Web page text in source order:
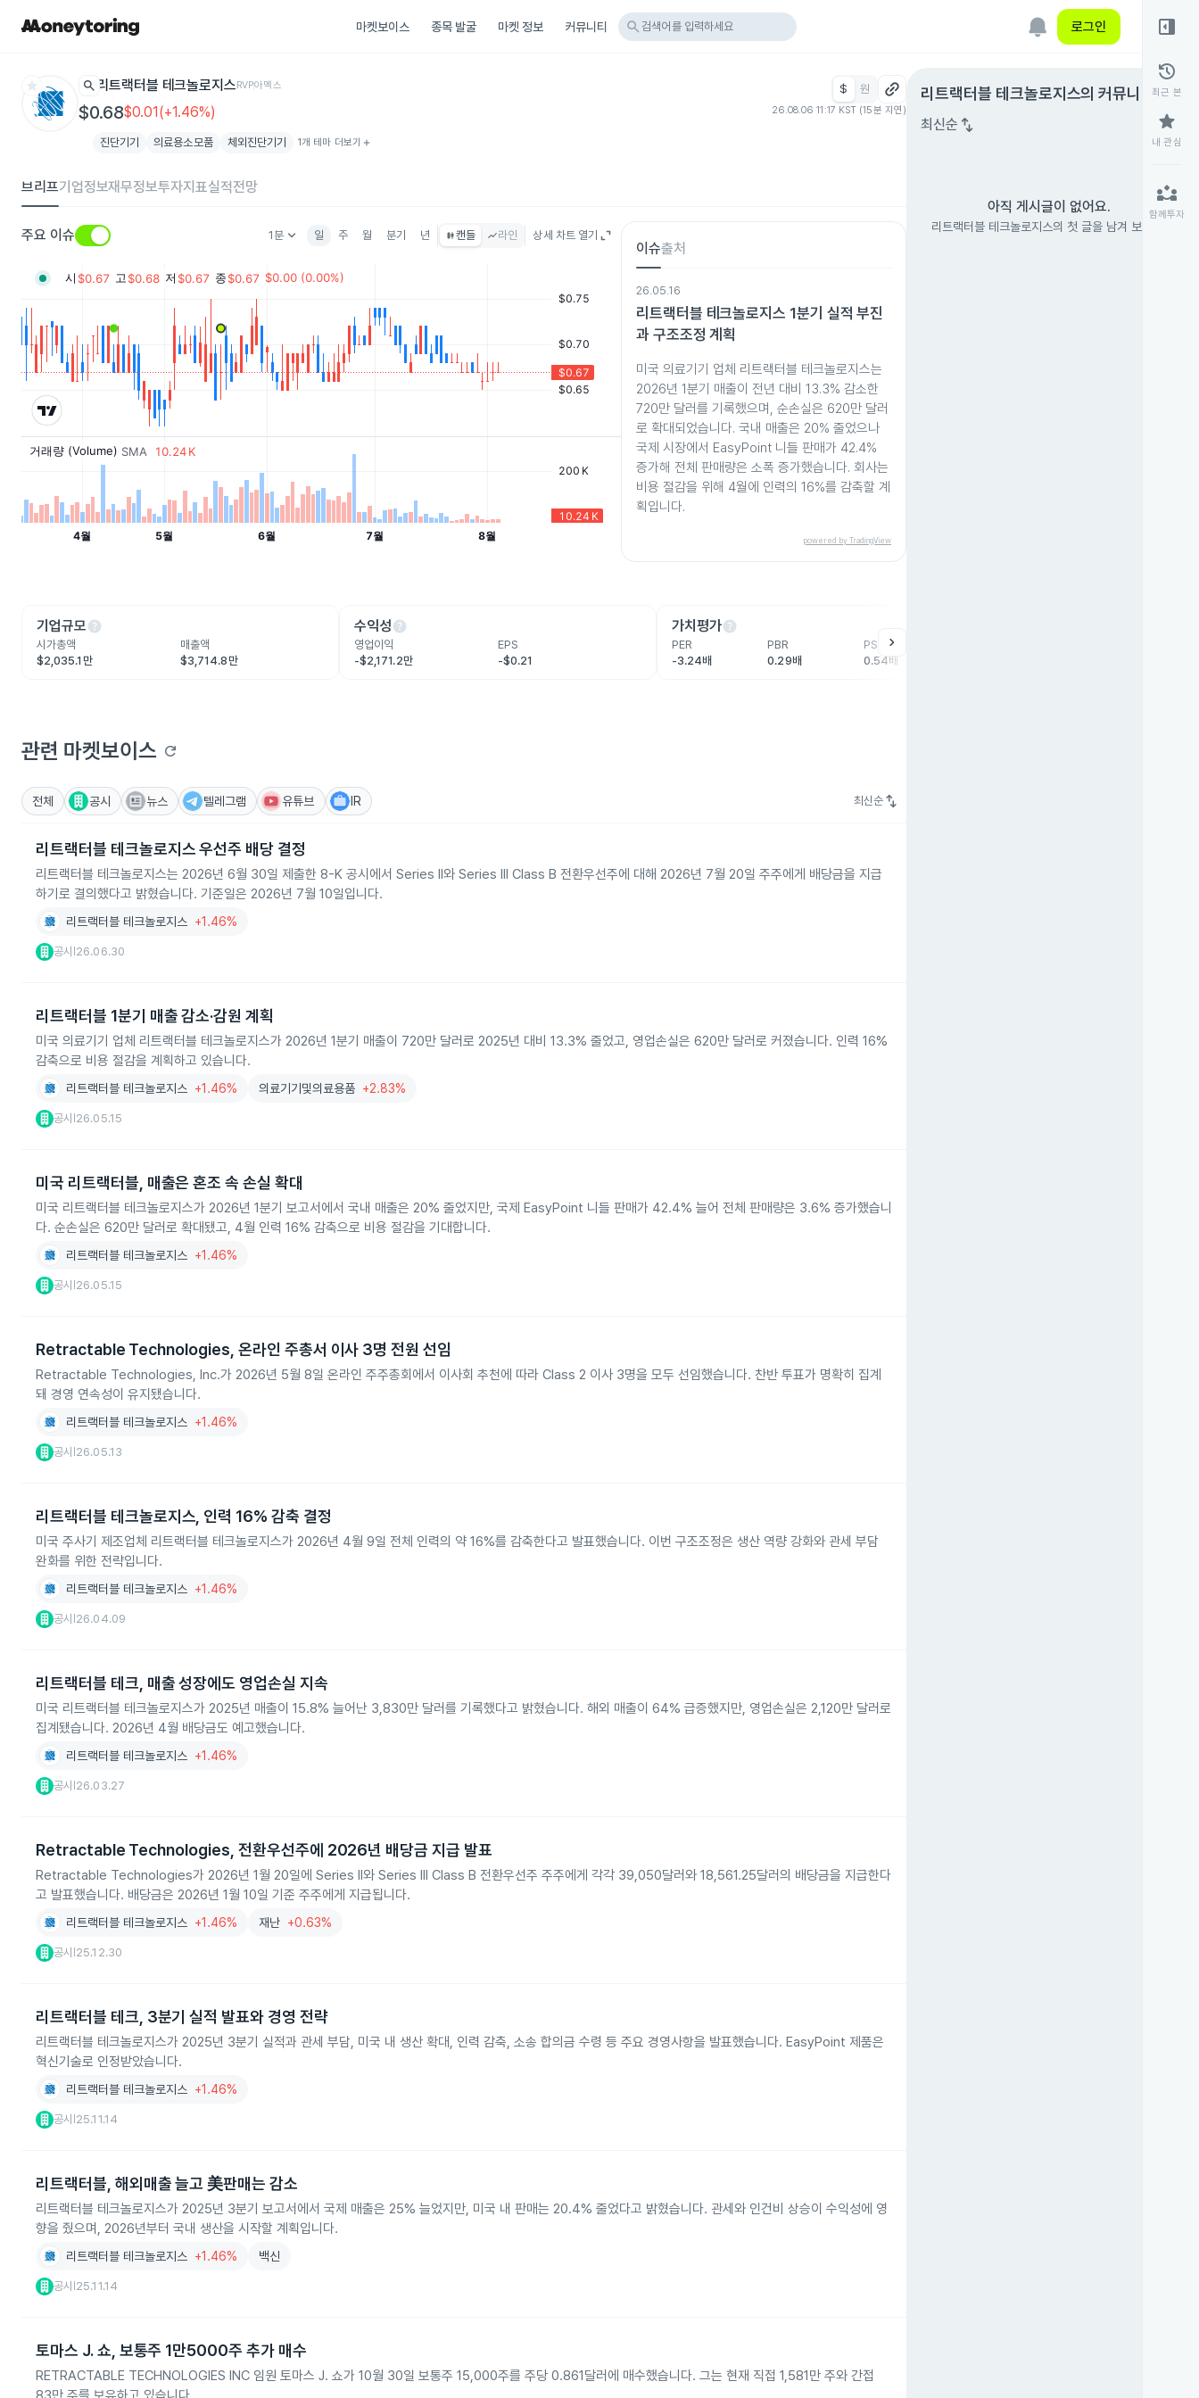
마켓보이스 종목 발굴 마켓 정보 커뮤니티 search 검색어를 입력하세요 로그인
star search 리트랙터블 테크놀로지스RVP아멕스
$0.68$0.01(+1.46%)
$ 원
26.08.06 11:17 KST (15분 지연)
진단기기 의료용소모품 체외진단기기 1개 테마 더보기 add
브리프기업정보재무정보투자지표실적전망
주요 이슈 1분keyboard_arrow_down 일 주 월 분기 년 캔들 라인 상세 차트 열기
이슈출처
26.05.16
리트랙터블 테크놀로지스 1분기 실적 부진
과 구조조정 계획
미국 의료기기 업체 리트랙터블 테크놀로지스는
2026년 1분기 매출이 전년 대비 13.3% 감소한
720만 달러를 기록했으며, 순손실은 620만 달러
로 확대되었습니다. 국내 매출은 20% 줄었으나
국제 시장에서 EasyPoint 니들 판매가 42.4%
증가해 전체 판매량은 소폭 증가했습니다. 회사는
비용 절감을 위해 4월에 인력의 16%를 감축할 계
획입니다.
powered by TradingView
기업규모help
시가총액
$2,035.1만
매출액
$3,714.8만
수익성help
영업이익
-$2,171.2만
EPS
-$0.21
가치평가help
PER
-3.24배
PBR
0.29배
PSR
0.54배
chevron_right
관련 마켓보이스 refresh
전체 공시 뉴스 텔레그램 유튜브 IR 최신순 swap_vert
리트랙터블 테크놀로지스 우선주 배당 결정
리트랙터블 테크놀로지스는 2026년 6월 30일 제출한 8-K 공시에서 Series II와 Series III Class B 전환우선주에 대해 2026년 7월 20일 주주에게 배당금을 지급
하기로 결의했다고 밝혔습니다. 기준일은 2026년 7월 10일입니다.
리트랙터블 테크놀로지스 +1.46%
공시 26.06.30
리트랙터블 1분기 매출 감소·감원 계획
미국 의료기기 업체 리트랙터블 테크놀로지스가 2026년 1분기 매출이 720만 달러로 2025년 대비 13.3% 줄었고, 영업손실은 620만 달러로 커졌습니다. 인력 16%
감축으로 비용 절감을 계획하고 있습니다.
리트랙터블 테크놀로지스 +1.46% 의료기기및의료용품 +2.83%
공시 26.05.15
미국 리트랙터블, 매출은 혼조 속 손실 확대
미국 리트랙터블 테크놀로지스가 2026년 1분기 보고서에서 국내 매출은 20% 줄었지만, 국제 EasyPoint 니들 판매가 42.4% 늘어 전체 판매량은 3.6% 증가했습니
다. 순손실은 620만 달러로 확대됐고, 4월 인력 16% 감축으로 비용 절감을 기대합니다.
리트랙터블 테크놀로지스 +1.46%
공시 26.05.15
Retractable Technologies, 온라인 주총서 이사 3명 전원 선임
Retractable Technologies, Inc.가 2026년 5월 8일 온라인 주주총회에서 이사회 추천에 따라 Class 2 이사 3명을 모두 선임했습니다. 찬반 투표가 명확히 집계
돼 경영 연속성이 유지됐습니다.
리트랙터블 테크놀로지스 +1.46%
공시 26.05.13
리트랙터블 테크놀로지스, 인력 16% 감축 결정
미국 주사기 제조업체 리트랙터블 테크놀로지스가 2026년 4월 9일 전체 인력의 약 16%를 감축한다고 발표했습니다. 이번 구조조정은 생산 역량 강화와 관세 부담
완화를 위한 전략입니다.
리트랙터블 테크놀로지스 +1.46%
공시 26.04.09
리트랙터블 테크, 매출 성장에도 영업손실 지속
미국 리트랙터블 테크놀로지스가 2025년 매출이 15.8% 늘어난 3,830만 달러를 기록했다고 밝혔습니다. 해외 매출이 64% 급증했지만, 영업손실은 2,120만 달러로
집계됐습니다. 2026년 4월 배당금도 예고했습니다.
리트랙터블 테크놀로지스 +1.46%
공시 26.03.27
Retractable Technologies, 전환우선주에 2026년 배당금 지급 발표
Retractable Technologies가 2026년 1월 20일에 Series II와 Series III Class B 전환우선주 주주에게 각각 39,050달러와 18,561.25달러의 배당금을 지급한다
고 발표했습니다. 배당금은 2026년 1월 10일 기준 주주에게 지급됩니다.
리트랙터블 테크놀로지스 +1.46% 재난 +0.63%
공시 25.12.30
리트랙터블 테크, 3분기 실적 발표와 경영 전략
리트랙터블 테크놀로지스가 2025년 3분기 실적과 관세 부담, 미국 내 생산 확대, 인력 감축, 소송 합의금 수령 등 주요 경영사항을 발표했습니다. EasyPoint 제품은
혁신기술로 인정받았습니다.
리트랙터블 테크놀로지스 +1.46%
공시 25.11.14
리트랙터블, 해외매출 늘고 美판매는 감소
리트랙터블 테크놀로지스가 2025년 3분기 보고서에서 국제 매출은 25% 늘었지만, 미국 내 판매는 20.4% 줄었다고 밝혔습니다. 관세와 인건비 상승이 수익성에 영
향을 줬으며, 2026년부터 국내 생산을 시작할 계획입니다.
리트랙터블 테크놀로지스 +1.46% 백신
공시 25.11.14
토마스 J. 쇼, 보통주 1만5000주 추가 매수
RETRACTABLE TECHNOLOGIES INC 임원 토마스 J. 쇼가 10월 30일 보통주 15,000주를 주당 0.861달러에 매수했습니다. 그는 현재 직접 1,581만 주와 간접
리트랙터블 테크놀로지스의 커뮤니티expand_circle_right
최신순 swap_vert
아직 게시글이 없어요.
리트랙터블 테크놀로지스의 첫 글을 남겨 보세요.
right_panel_open
history
최근 본
star
내 관심
partner_exchange
함께투자